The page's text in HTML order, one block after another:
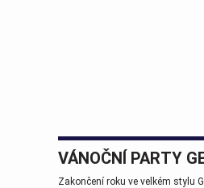
VÁNOČNÍ PARTY
Zakončení roku ve velkém stylu